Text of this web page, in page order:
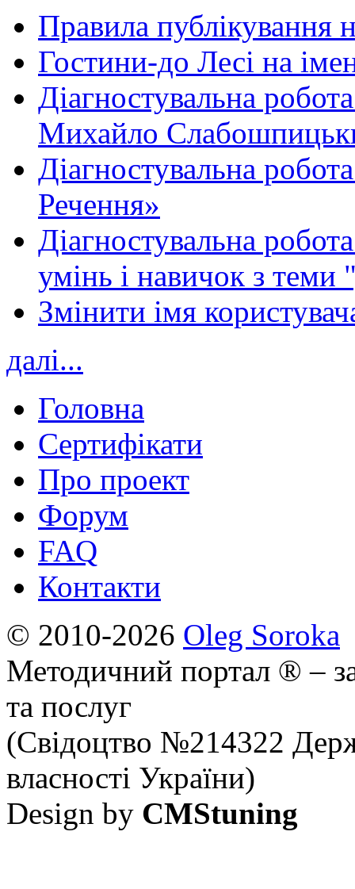
Правила публікування
Гостини-до Лесі на
Діагностувальна
Михайло
Діагностувальна
Речення»
Діагностувальна
умінь і навичок з теми
Змінити імя
далі...
Головна
Сертифікати
Про проект
Форум
FAQ
Контакти
© 2010-2026 Oleg Soroka
Методичний портал ® –
та послуг
(Свідоцтво №214322
власності України)
Design by CMStuning